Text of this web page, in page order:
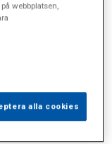
webbplatsen,
alla cookies